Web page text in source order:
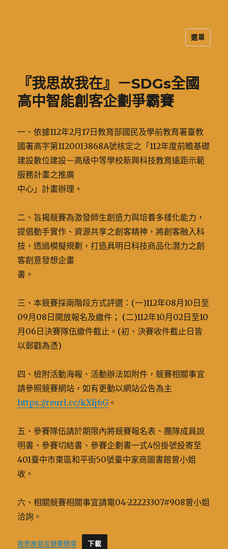
選單
『我思故我在』－SDGs全國
高中智能創客企劃爭霸賽
一、依據112年2月17日教育部國民及學前教育署臺教
國署高字第1120013868A號核定之「112年度前瞻基礎
建設數位建設－高級中等學校新興科技教育遠距示範
服務計畫之推廣
中心」計畫辦理。
二、旨揭競賽為激發師生創造力與培養多樣化能力，
提倡動手實作、資源共享之創客精神，將創客融入科
技，透過模擬規劃，打造具明日科技商品化潛力之創
客創意發想企畫
書。
三、本競賽採兩階段方式評選：(一)112年08月10日至
09月08日開放報名及繳件； (二)112年10月02日至10
月06日決賽隊伍繳件截止。(初、決賽收件截止日皆
以郵戳為憑)
四、檢附活動海報、活動辦法如附件，競賽相關事宜
請參照競賽網站，如有更動以網站公告為主
https://reurl.cc/kXlj6G。
五、參賽隊伍請於期限內將競賽報名表、團隊成員說
明書、參賽切結書、參賽企劃書一式4份掛號投寄至
401臺中市東區和平街50號臺中家商圖書館曾小姐
收。
六、相關競賽相關事宜請電04-22223307#908曾小姐
洽詢。
我思故我在競賽簡章 下載